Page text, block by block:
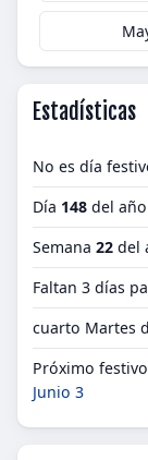
Estadísticas
No es día
Día 148 del
Semana 22 del
Faltan 3 días
cuarto Martes
Próximo
Junio 3